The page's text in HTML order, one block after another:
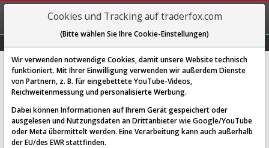
REGIS-
TRIEREN
Ibotta Inc.
[IBTA | WKN A409MX | ISIN US4510511060]
38,704 $ 7,63 %
Echtzeit-Aktienkurs 07.08.2026 19:59 Uhr
BID:38,605 $
Cookies und Tracking auf traderfox.com
(Bitte wählen Sie Ihre Cookie-Einstellungen)
Wir verwenden notwendige Cookies, damit unsere Website technisch
funktioniert. Mit Ihrer Einwilligung verwenden wir außerdem Dienste
von Partnern, z. B. für eingebettete YouTube-Videos,
Reichweitenmessung und personalisierte Werbung.
Dabei können Informationen auf Ihrem Gerät gespeichert oder
ausgelesen und Nutzungsdaten an Drittanbieter wie Google/YouTube
oder Meta übermittelt werden. Eine Verarbeitung kann auch außerhalb
der EU/des EWR stattfinden.